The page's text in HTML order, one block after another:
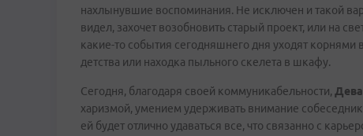
нахлынувшие воспоминания. Не исключен и такой
видел, захочет возобновить старый проект, или на
какие-то события сегодняшнего дня уходят корнями
детства или находка пыльного скелета в шкафу.
Сегодня, благодаря своей коммуникабельности, Дева
харизмой, умением удерживать внимание
ей будет отлично удаваться все, что связанно с